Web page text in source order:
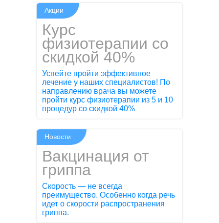
Курс
физиотерапии со
скидкой 40%
Успейте пройти эффективное
лечение у наших специалистов! По
направлению врача вы можете
пройти курс физиотерапии из 5 и 10
процедур со скидкой 40%
Акции
Вакцинация от
гриппа
Скорость — не всегда
преимущество. Особенно когда речь
идет о скорости распространения
гриппа.
Новости